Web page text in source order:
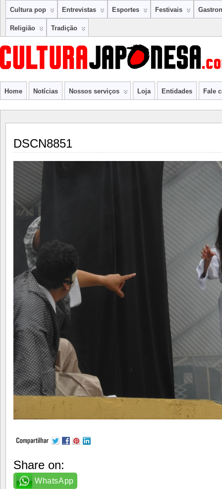
Cultura pop Entrevistas Esportes Festivais
Religião Tradição
Home Notícias Nossos serviços Loja Entidades Fale
DSCN8851
Share on:
WhatsApp